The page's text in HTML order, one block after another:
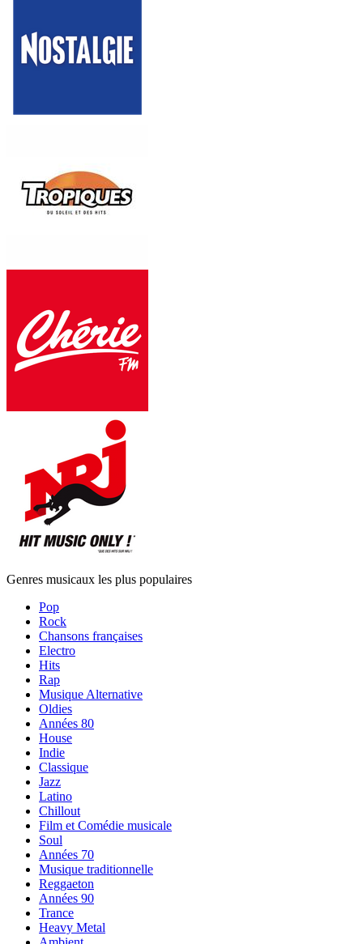
Genres musicaux les plus populaires
Pop
Rock
Chansons françaises
Electro
Hits
Rap
Musique Alternative
Oldies
Années 80
House
Indie
Classique
Jazz
Latino
Chillout
Film et Comédie musicale
Soul
Années 70
Musique traditionnelle
Reggaeton
Années 90
Trance
Heavy Metal